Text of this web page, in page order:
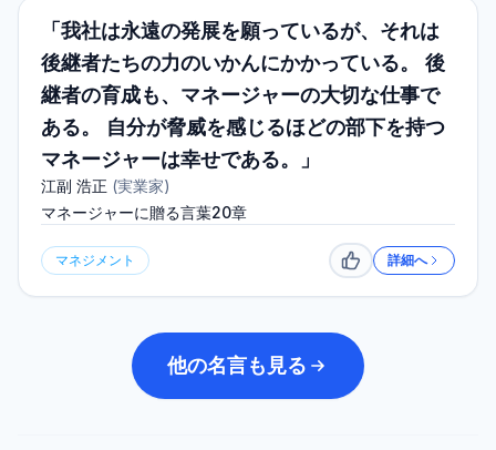
「我社は永遠の発展を願っているが、それは
後継者たちの力のいかんにかかっている。 後
継者の育成も、マネージャーの大切な仕事で
ある。 自分が脅威を感じるほどの部下を持つ
マネージャーは幸せである。」
江副 浩正 (実業家)
マネージャーに贈る言葉20章
マネジメント いいね詳細へ
他の名言も見る